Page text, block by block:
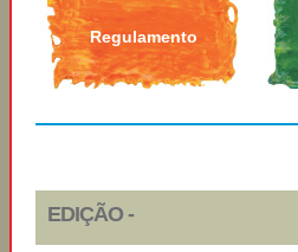
Regulamento
EDIÇÃO -